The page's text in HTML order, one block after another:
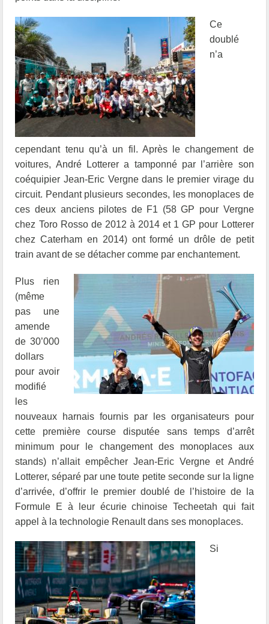
Ce
doublé
n’a
cependant tenu qu’à un fil. Après le changement de
voitures, André Lotterer a tamponné par l’arrière son
coéquipier Jean-Eric Vergne dans le premier virage du
circuit. Pendant plusieurs secondes, les monoplaces de
ces deux anciens pilotes de F1 (58 GP pour Vergne
chez Toro Rosso de 2012 à 2014 et 1 GP pour Lotterer
chez Caterham en 2014) ont formé un drôle de petit
train avant de se détacher comme par enchantement.
Plus rien
(même
pas une
amende
de 30’000
dollars
pour avoir
modifié
les
nouveaux harnais fournis par les organisateurs pour
cette première course disputée sans temps d’arrêt
minimum pour le changement des monoplaces aux
stands) n’allait empêcher Jean-Eric Vergne et André
Lotterer, séparé par une toute petite seconde sur la ligne
d’arrivée, d’offrir le premier doublé de l’histoire de la
Formule E à leur écurie chinoise Techeetah qui fait
appel à la technologie Renault dans ses monoplaces.
Si